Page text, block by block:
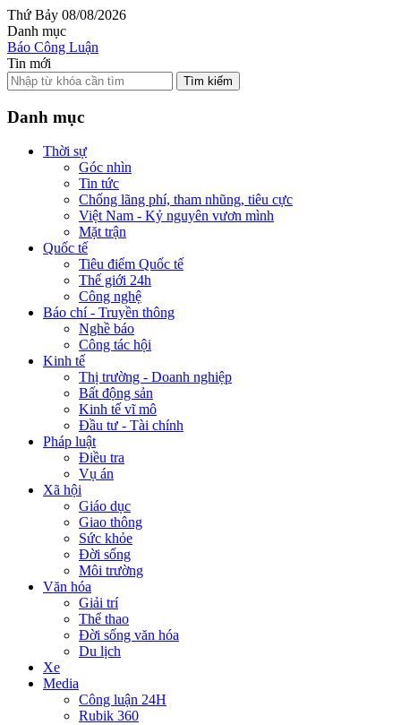
Thứ Bảy 08/08/2026
Danh mục
Báo Công Luận
Tin mới
Tìm kiếm
Danh mục
Thời sự
Góc nhìn
Tin tức
Chống lãng phí, tham nhũng, tiêu cực
Việt Nam - Kỷ nguyên vươn mình
Mặt trận
Quốc tế
Tiêu điểm Quốc tế
Thế giới 24h
Công nghệ
Báo chí - Truyền thông
Nghề báo
Công tác hội
Kinh tế
Thị trường - Doanh nghiệp
Bất động sản
Kinh tế vĩ mô
Đầu tư - Tài chính
Pháp luật
Điều tra
Vụ án
Xã hội
Giáo dục
Giao thông
Sức khỏe
Đời sống
Môi trường
Văn hóa
Giải trí
Thể thao
Đời sống văn hóa
Du lịch
Xe
Media
Công luận 24H
Rubik 360